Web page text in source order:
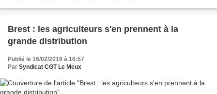
Brest : les agriculteurs s'en prennent à la
grande distribution
Publié le 16/02/2018 à 16:57
Par Syndicat CGT Le Meux